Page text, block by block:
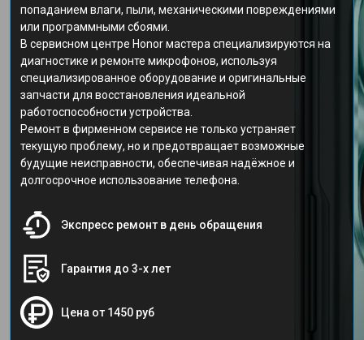
попаданием влаги, пыли, механическими повреждениями
или программными сбоями.
В сервисном центре Honor мастера специализируются на
диагностике и ремонте микрофонов, используя
специализированное оборудование и оригинальные
запчасти для восстановления идеальной
работоспособности устройства.
Ремонт в фирменном сервисе не только устраняет
текущую проблему, но и предотвращает возможные
будущие неисправности, обеспечивая надёжное и
долгосрочное использование телефона.
Экспресс ремонт в день обращения
Гарантия до 3-х лет
Цена от 1450 руб